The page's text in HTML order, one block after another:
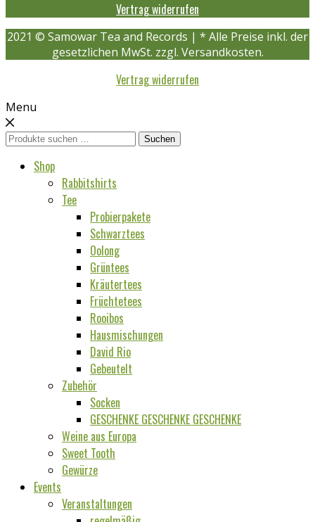
Vertrag widerrufen
2021 © Samowar Tea and Records | * Alle Preise inkl. der
gesetzlichen MwSt. zzgl. Versandkosten.
Vertrag widerrufen
Menu
Suchen
Suchen
Shop
Rabbitshirts
Tee
Probierpakete
Schwarztees
Oolong
Grüntees
Kräutertees
Früchtetees
Rooibos
Hausmischungen
David Rio
Gebeutelt
Zubehör
Socken
GESCHENKE GESCHENKE GESCHENKE
Weine aus Europa
Sweet Tooth
Gewürze
Events
Veranstaltungen